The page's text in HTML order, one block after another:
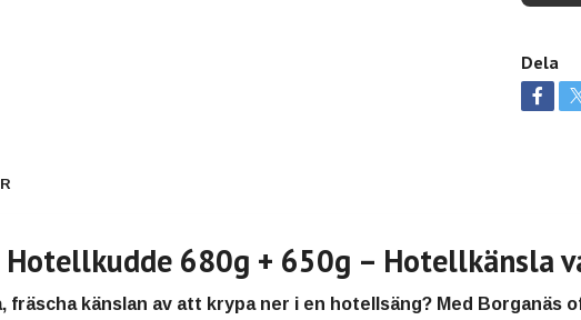
Dela
680g + 650g – Hotellkänsla
fräscha känslan av att krypa ner i en hotellsäng? Med Borganäs